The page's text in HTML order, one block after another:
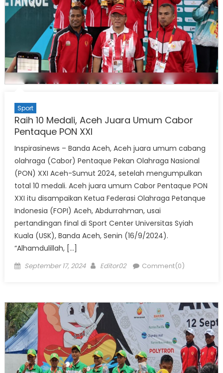
Sport
Raih 10 Medali, Aceh Juara Umum Cabor
Pentaque PON XXI
Inspirasinews – Banda Aceh, Aceh juara umum cabang
olahraga (Cabor) Pentaque Pekan Olahraga Nasional
(PON) XXI Aceh-Sumut 2024, setelah mengumpulkan
total 10 medali. Aceh juara umum Cabor Pentaque PON
XXI itu disampaikan Ketua Federasi Olahraga Petanque
Indonesia (FOPI) Aceh, Abdurrahman, usai
pertandingan final di Sport Center Universitas Syiah
Kuala (USK), Banda Aceh, Senin (16/9/2024).
“Alhamdulillah, […]
Posted
September 17, 2024 Author
Editor02 Comment(0)